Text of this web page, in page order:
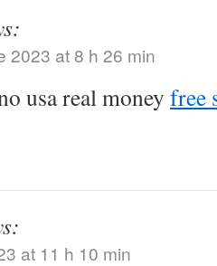
2023 at 8 h 26 min
usa real money free
at 11 h 10 min